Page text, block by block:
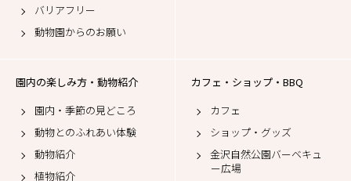
バリアフリー
動物園からのお願い
園内の楽しみ方・動物紹介
園内・季節の見どころ
動物とのふれあい体験
動物紹介
植物紹介
カフェ・ショップ・BBQ
カフェ
ショップ・グッズ
金沢自然公園バーベキュ
ー広場